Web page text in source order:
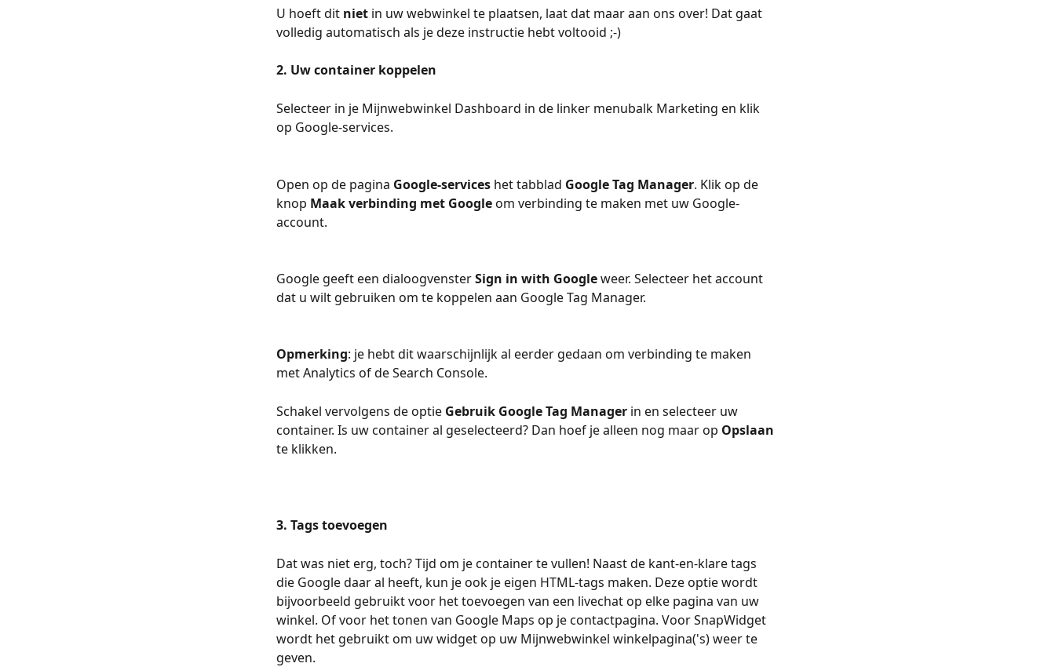
U hoeft dit niet in uw webwinkel te plaatsen, laat dat maar aan ons over! Dat gaat
volledig automatisch als je deze instructie hebt voltooid ;-)
2. Uw container koppelen
Selecteer in je Mijnwebwinkel Dashboard in de linker menubalk Marketing en klik
op Google-services.
Open op de pagina Google-services het tabblad Google Tag Manager. Klik op de
knop Maak verbinding met Google om verbinding te maken met uw Google-
account.
Google geeft een dialoogvenster Sign in with Google weer. Selecteer het account
dat u wilt gebruiken om te koppelen aan Google Tag Manager.
Opmerking: je hebt dit waarschijnlijk al eerder gedaan om verbinding te maken
met Analytics of de Search Console.
Schakel vervolgens de optie Gebruik Google Tag Manager in en selecteer uw
container. Is uw container al geselecteerd? Dan hoef je alleen nog maar op Opslaan
te klikken.
3. Tags toevoegen
Dat was niet erg, toch? Tijd om je container te vullen! Naast de kant-en-klare tags
die Google daar al heeft, kun je ook je eigen HTML-tags maken. Deze optie wordt
bijvoorbeeld gebruikt voor het toevoegen van een livechat op elke pagina van uw
winkel. Of voor het tonen van Google Maps op je contactpagina. Voor SnapWidget
wordt het gebruikt om uw widget op uw Mijnwebwinkel winkelpagina('s) weer te
geven.